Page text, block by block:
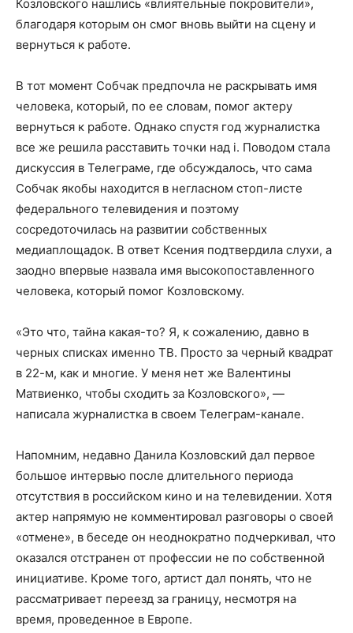
Козловского нашлись «влиятельные покровители»,
благодаря которым он смог вновь выйти на сцену и
вернуться к работе.
В тот момент Собчак предпочла не раскрывать имя
человека, который, по ее словам, помог актеру
вернуться к работе. Однако спустя год журналистка
все же решила расставить точки над i. Поводом стала
дискуссия в Телеграме, где обсуждалось, что сама
Собчак якобы находится в негласном стоп-листе
федерального телевидения и поэтому
сосредоточилась на развитии собственных
медиаплощадок. В ответ Ксения подтвердила слухи, а
заодно впервые назвала имя высокопоставленного
человека, который помог Козловскому.
«Это что, тайна какая-то? Я, к сожалению, давно в
черных списках именно ТВ. Просто за черный квадрат
в 22-м, как и многие. У меня нет же Валентины
Матвиенко, чтобы сходить за Козловского», —
написала журналистка в своем Телеграм-канале.
Напомним, недавно Данила Козловский дал первое
большое интервью после длительного периода
отсутствия в российском кино и на телевидении. Хотя
актер напрямую не комментировал разговоры о своей
«отмене», в беседе он неоднократно подчеркивал, что
оказался отстранен от профессии не по собственной
инициативе. Кроме того, артист дал понять, что не
рассматривает переезд за границу, несмотря на
время, проведенное в Европе.